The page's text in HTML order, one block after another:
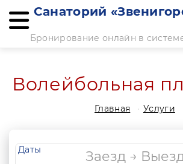
Санаторий
Бронирование онлайн в
Волейбольная
Главная Услуги
Даты